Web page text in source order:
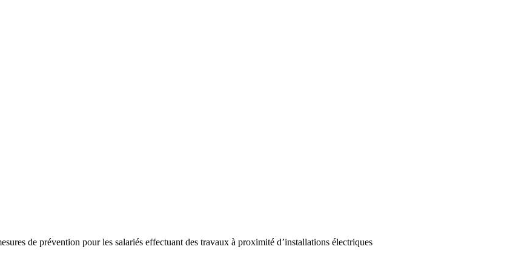
de prévention pour les salariés effectuant des travaux à proximité d’installations électriques